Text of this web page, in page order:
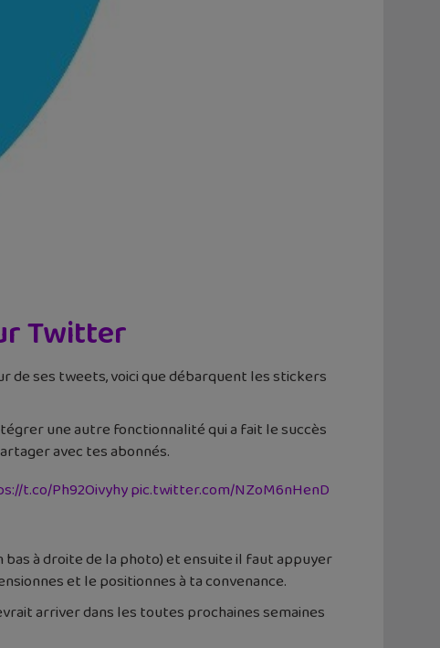
Twitter
de ses tweets, voici que débarquent les stickers
une autre fonctionnalité qui a fait le succès
avec tes abonnés.
t.co/Ph92Oivyhypic.twitter.com/NZoM6nHenD
à droite de la photo) et ensuite il faut appuyer
et le positionnes à ta convenance.
arriver dans les toutes prochaines semaines